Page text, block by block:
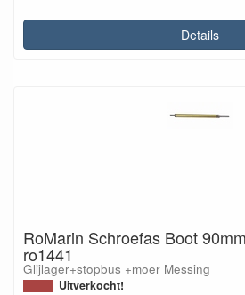
Details
RoMarin Schroefas Boot
ro1441
Glijlager+stopbus +moer Messing
Uitverkocht!